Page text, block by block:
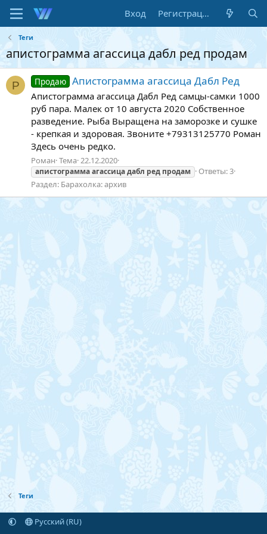
Вход Регистрация
Теги
апистограмма агассица дабл ред продам
Р Продаю Апистограмма агассица Дабл Ред
Апистограмма агассица Дабл Ред самцы-самки 1000
руб пара. Малек от 10 августа 2020 Собственное
разведение. Рыба Выращена на заморозке и сушке
- крепкая и здоровая. Звоните +79313125770 Роман
Здесь очень редко.
Роман Тема 22.12.2020
апистограммаагассицадабл ред продам
Ответы: 3
Раздел: Барахолка: архив
Теги
Русский (RU)